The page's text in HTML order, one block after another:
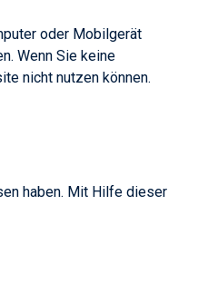
oder Mobilgerät
Wenn Sie keine
nicht nutzen können.
haben. Mit Hilfe dieser